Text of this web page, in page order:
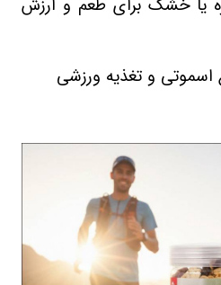
یا خشک برای طعم و ارزش
اسموتی و تغذیه ورزشی